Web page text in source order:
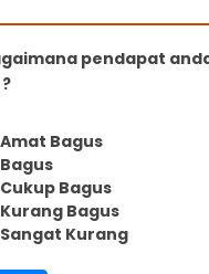
pendapat
Amat Bagus
Bagus
Cukup Bagus
Kurang Bagus
Sangat Kurang